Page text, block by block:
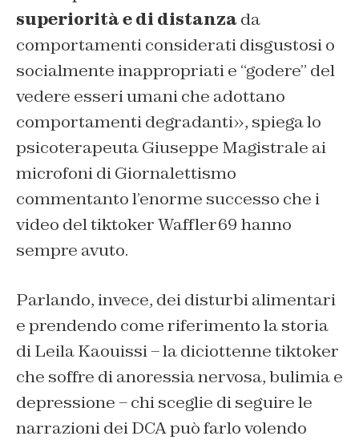
superioritàe di distanza da
comportamenti considerati disgustosi o
socialmente inappropriati e “godere” del
vedere esseri umani che adottano
comportamenti degradanti», spiega lo
psicoterapeuta Giuseppe Magistrale ai
microfoni diGiornalettismo
commentanto l’enorme successo che i
video del tiktoker Waffler69 hanno
sempre avuto.
Parlando, invece, dei disturbi alimentari
e prendendo come riferimento la storia
di Leila Kaouissi – la diciottenne tiktoker
che soffre di anoressia nervosa, bulimia e
depressione – chi sceglie di seguire le
narrazioni dei DCA può farlo volendo